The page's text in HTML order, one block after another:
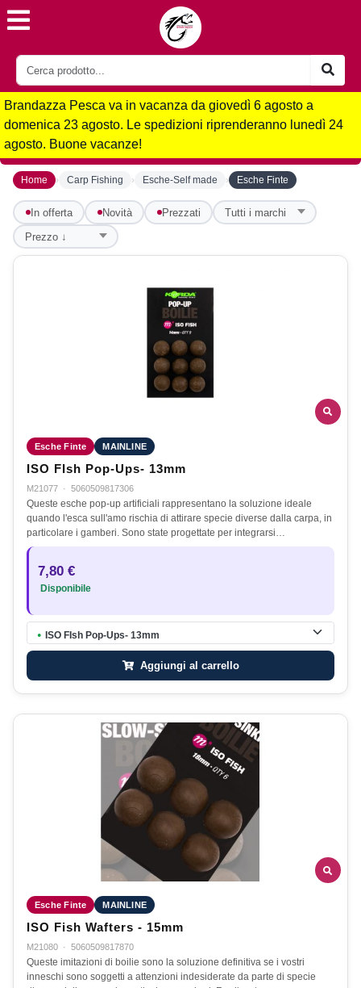
Brandazza Pesca va in vacanza da giovedì 6 agosto a
domenica 23 agosto. Le spedizioni riprenderanno lunedì 24
agosto. Buone vacanze!
Home › Carp Fishing › Esche-Self made › Esche Finte
In offerta Novità Prezzati
Esche Finte MAINLINE
ISO FIsh Pop-Ups- 13mm
M21077 · 5060509817306
Queste esche pop-up artificiali rappresentano la soluzione ideale
quando l'esca sull'amo rischia di attirare specie diverse dalla carpa, in
particolare i gamberi. Sono state progettate per integrarsi…
7,80 €
Disponibile
● ISO FIsh Pop-Ups- 13mm
Aggiungi al carrello
Esche Finte MAINLINE
ISO Fish Wafters - 15mm
M21080 · 5060509817870
Queste imitazioni di boilie sono la soluzione definitiva se i vostri
inneschi sono soggetti a attenzioni indesiderate da parte di specie